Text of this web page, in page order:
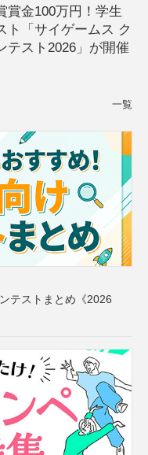
賞金100万円！学生
ト「サイゲームス ク
テスト2026」が開催
一覧
テストまとめ《2026